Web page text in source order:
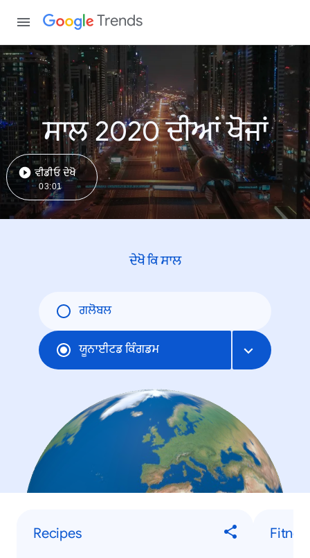
Trends
ਸਾਲ 2020 ਦੀਆਂ ਖੋਜਾਂ
ਵੀਡੀਓ ਦੇਖੋ
03:01
ਦੇਖੋ ਕਿ ਸਾਲ
ਗਲੋਬਲ
ਯੂਨਾਈਟਡ ਕਿੰਗਡਮ
Recipes